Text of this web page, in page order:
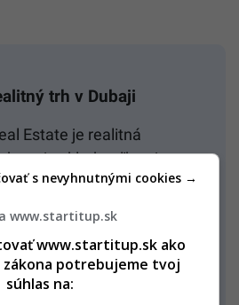
trh v Dubaji
Estate je realitná
ktorej zakladateľkou je
Amin ako prvá Slovenka
v konzervatívnom svete, sa
www.startitup.sk
www.startitup.sk ako
zákona potrebujeme tvoj
súhlas na:
s nevyhnutnými cookies →